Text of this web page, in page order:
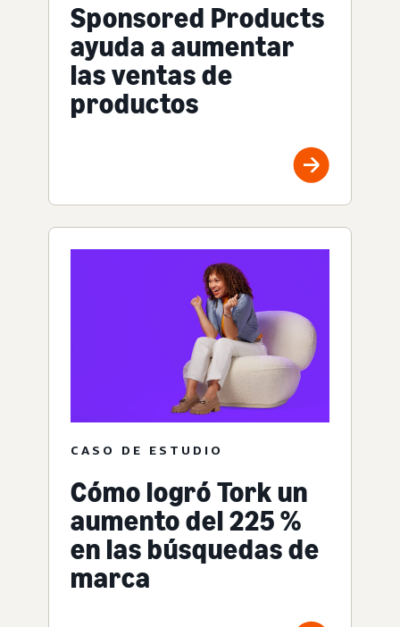
Sponsored Products
ayuda a aumentar
las ventas de
productos
CASO DE ESTUDIO
Cómo logró Tork un
aumento del 225 %
en las búsquedas de
marca